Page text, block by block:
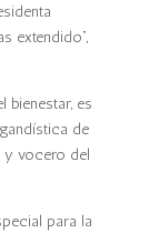
extendido”,
bienestar, es
de
y vocero del
para la